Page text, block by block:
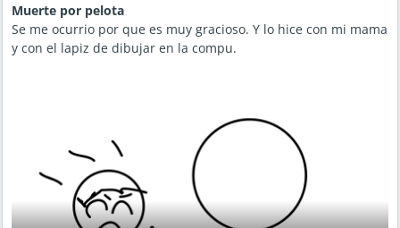
Muerte por pelota
Se me ocurrio por que es muy gracioso. Y lo hice con mi mama
y con el lapiz de dibujar en la compu.